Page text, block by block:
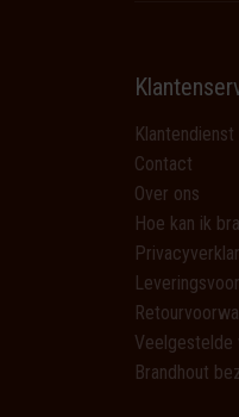
Klantendienst
Contact
Over ons
Hoe kan ik
Veelgestelde
Brandhout